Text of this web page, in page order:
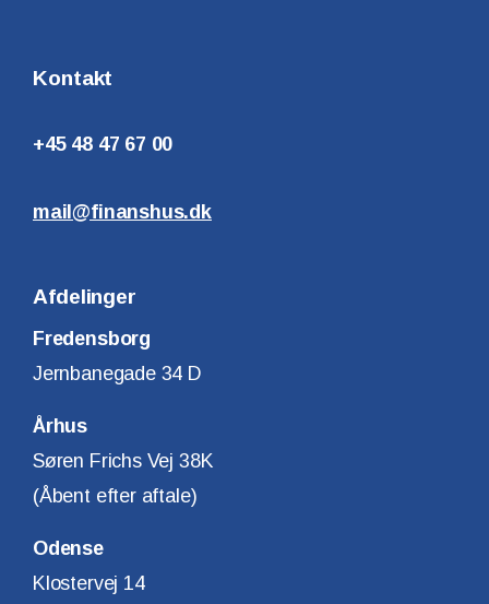
Kontakt
+45 48 47 67 00
mail@finanshus.dk
Afdelinger
Fredensborg
Jernbanegade 34 D
Århus
Søren Frichs Vej 38K
(Åbent efter aftale)
Odense
Klostervej 14